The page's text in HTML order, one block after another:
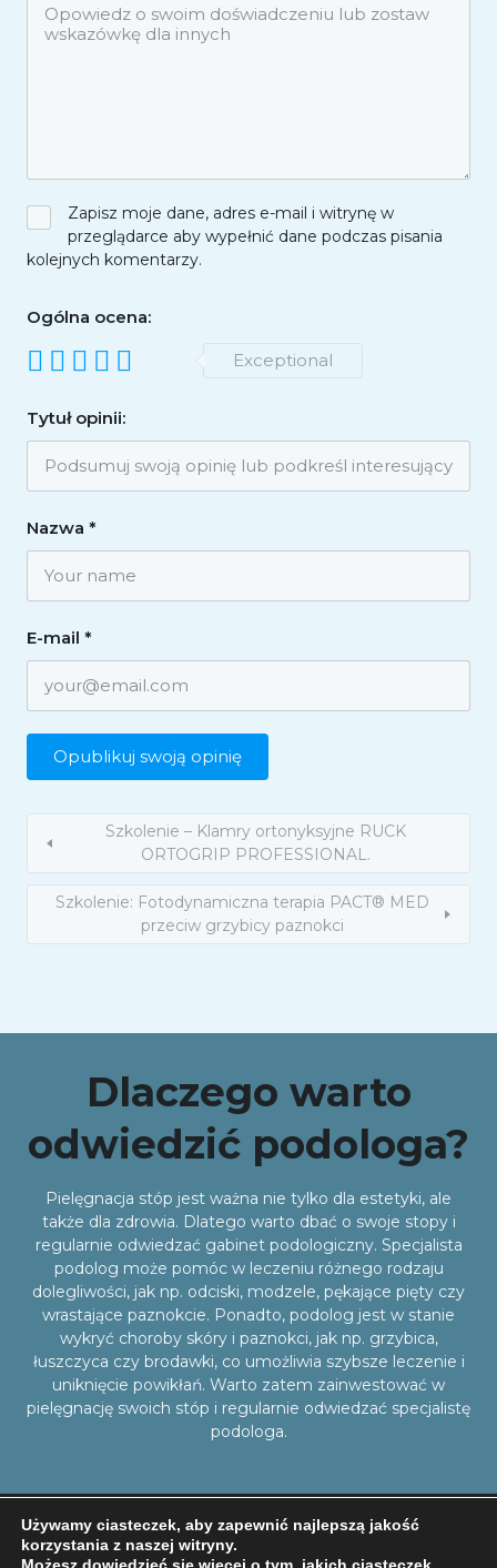
Nazwa *
E-mail *
Zapisz moje dane, adres e-mail i witrynę w
przeglądarce aby wypełnić dane podczas pisania
kolejnych komentarzy.
Ogólna ocena:
Exceptional
Tytuł opinii:
Szkolenie – Klamry ortonyksyjne RUCK
ORTOGRIP PROFESSIONAL.
Szkolenie: Fotodynamiczna terapia PACT® MED
przeciw grzybicy paznokci
Dlaczego warto
odwiedzić podologa?
Pielęgnacja stóp jest ważna nie tylko dla estetyki, ale
także dla zdrowia. Dlatego warto dbać o swoje stopy i
regularnie odwiedzać gabinet podologiczny. Specjalista
podolog może pomóc w leczeniu różnego rodzaju
dolegliwości, jak np. odciski, modzele, pękające pięty czy
wrastające paznokcie. Ponadto, podolog jest w stanie
wykryć choroby skóry i paznokci, jak np. grzybica,
łuszczyca czy brodawki, co umożliwia szybsze leczenie i
uniknięcie powikłań. Warto zatem zainwestować w
pielęgnację swoich stóp i regularnie odwiedzać specjalistę
podologa.
© Szukam Podologa 2023
Używamy ciasteczek, aby zapewnić najlepszą jakość
korzystania z naszej witryny.